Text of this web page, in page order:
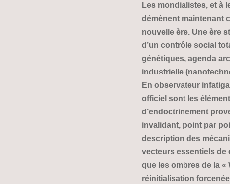
Les mondialistes, et à
démènent maintenant
nouvelle ère. Une ère
d’un contrôle social
génétiques, agenda
industrielle
En observateur
officiel sont les
d’endoctrinement
invalidant, point par
description des
vecteurs essentiels de
que les ombres de la «
réinitialisation